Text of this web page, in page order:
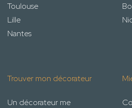
Toulouse
Lille
Nantes
Trouver mon décorateur
Un décorateur me